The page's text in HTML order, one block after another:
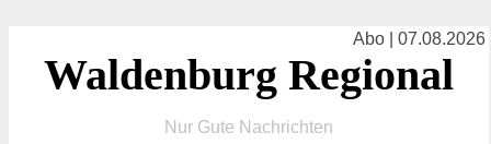
Abo | 07.08.2026
Waldenburg Regional
Nur Gute Nachrichten